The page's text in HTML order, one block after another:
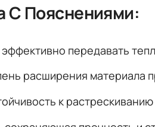
С Пояснениями:
передавать
расширения материала
к